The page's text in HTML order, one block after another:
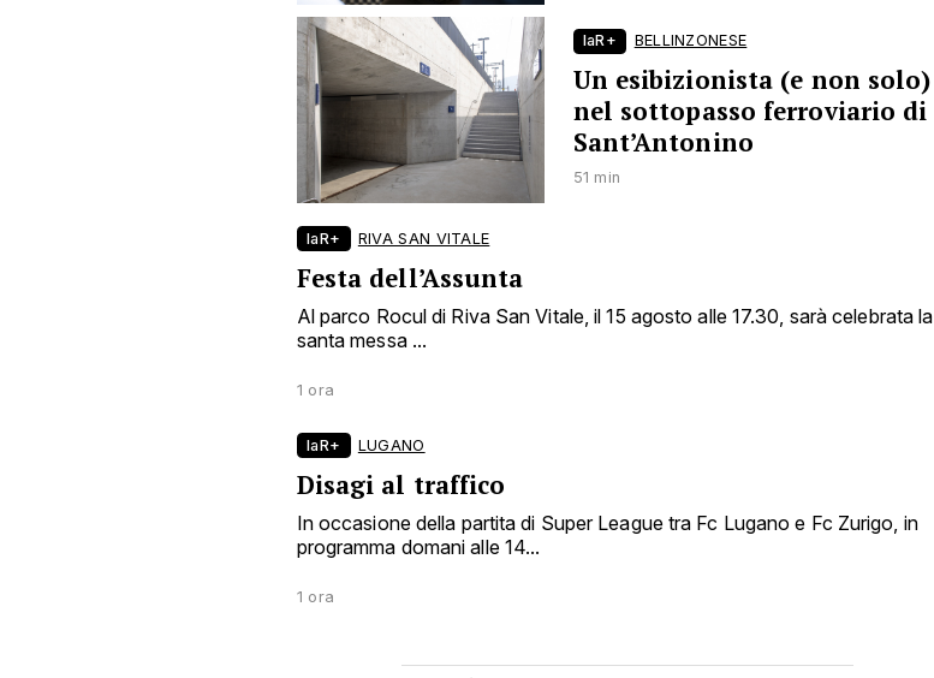
laR+ BELLINZONESE
Un esibizionista (e non solo)
nel sottopasso ferroviario di
Sant’Antonino
51 min
laR+ RIVA SAN VITALE
Festa dell’Assunta
Al parco Rocul di Riva San Vitale, il 15 agosto alle 17.30, sarà celebrata la
santa messa ...
1 ora
laR+ LUGANO
Disagi al traffico
In occasione della partita di Super League tra Fc Lugano e Fc Zurigo, in
programma domani alle 14...
1 ora